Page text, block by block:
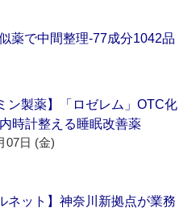
薬で中間整理‐77成分1042品
ン製薬】「ロゼレム」OTC化
時計整える睡眠改善薬
07日 (金)
ネット】神奈川新拠点が業務